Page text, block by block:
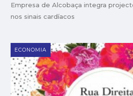
Empresa de Alcobaça integra
nos sinais cardíacos
ECONOMIA